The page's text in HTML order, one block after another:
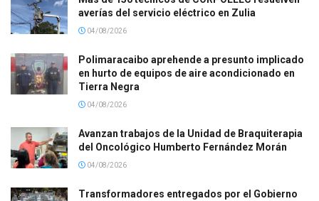
averías del servicio eléctrico en Zulia
04/08/2026
Polimaracaibo aprehende a presunto implicado
en hurto de equipos de aire acondicionado en
Tierra Negra
04/08/2026
Avanzan trabajos de la Unidad de Braquiterapia
del Oncológico Humberto Fernández Morán
04/08/2026
Transformadores entregados por el Gobierno